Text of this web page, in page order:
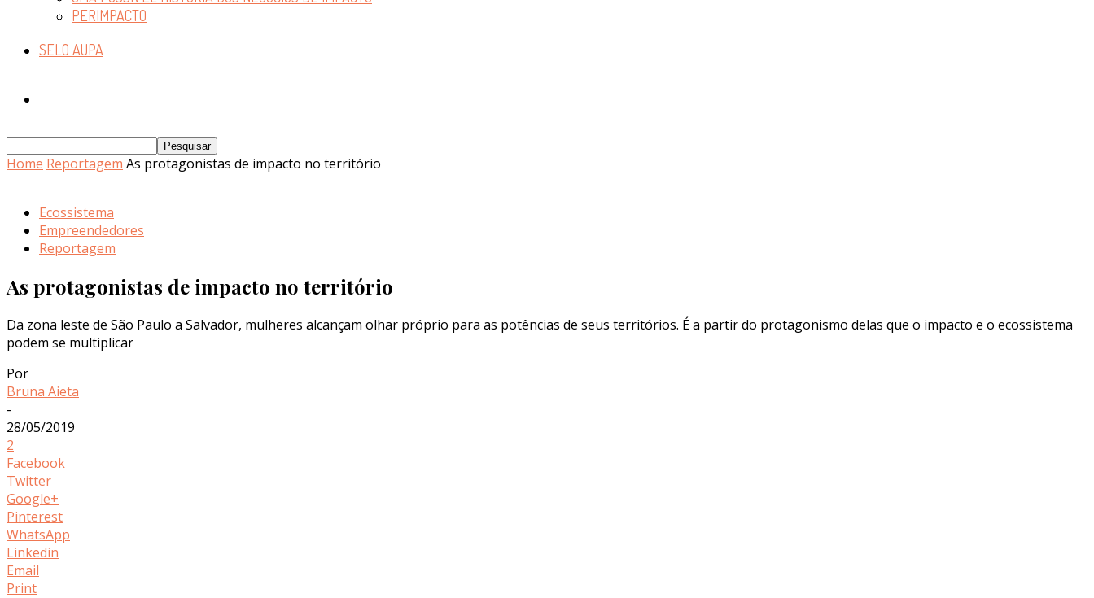
PERIMPACTO
SELO AUPA
Home Reportagem As protagonistas de impacto no território
Ecossistema
Empreendedores
Reportagem
As protagonistas de impacto no território
Da zona leste de São Paulo a Salvador, mulheres alcançam olhar próprio para as potências de seus territórios. É a partir do protagonismo delas que o impacto e o ecossistema
podem se multiplicar
Por
Bruna Aieta
-
28/05/2019
2
Facebook
Twitter
Google+
Pinterest
WhatsApp
Linkedin
Email
Print